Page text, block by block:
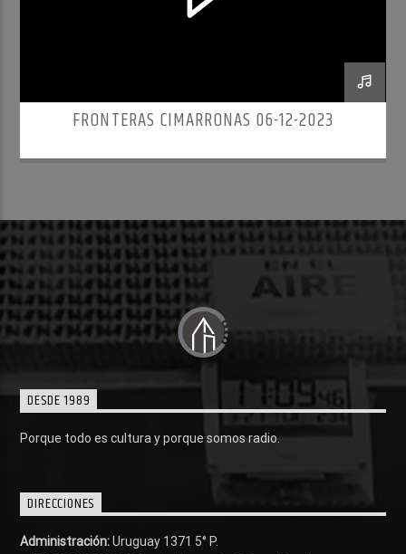
FRONTERAS CIMARRONAS 06-12-2023
DESDE 1989
Porque todo es cultura y porque somos radio.
DIRECCIONES
Administración:Uruguay 1371 5° P.